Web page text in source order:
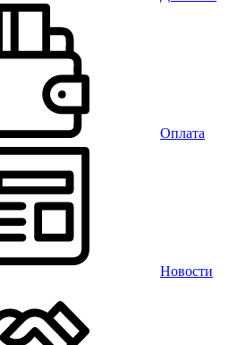
Оплата
Новости